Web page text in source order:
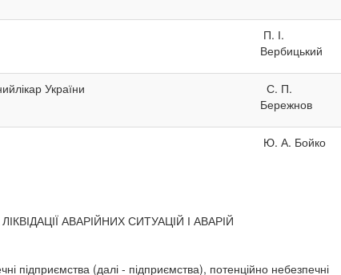
П. І.
Вербицький
України
С. П.
Бережнов
Ю. А. Бойко
АВАРІЙНИХ СИТУАЦІЙ І АВАРІЙ
підприємства (далі - підприємства), потенційно небезпечні